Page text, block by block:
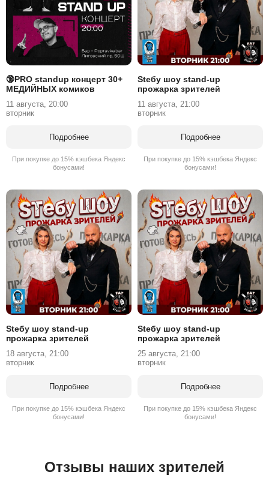
🔞PRO standup концерт 30+
МЕДИЙНЫХ комиков
11 августа, 20:00
вторник
Подробнее
При покупке до 15% кэшбека Яндекс
бонусами!
Stебу шоу stand-up
прожарка зрителей
11 августа, 21:00
вторник
Подробнее
При покупке до 15% кэшбека Яндекс
бонусами!
Stебу шоу stand-up
прожарка зрителей
18 августа, 21:00
вторник
Подробнее
При покупке до 15% кэшбека Яндекс
бонусами!
Stебу шоу stand-up
прожарка зрителей
25 августа, 21:00
вторник
Подробнее
При покупке до 15% кэшбека Яндекс
бонусами!
Отзывы наших зрителей